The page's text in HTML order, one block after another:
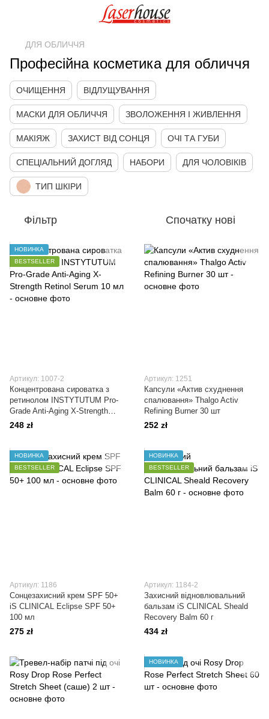
ДЛЯ ОБЛИЧЧЯ
Професійна косметика для обличчя
ОЧИЩЕННЯ ВІДЛУЩУВАННЯ
МАСКИ ДЛЯ ОБЛИЧЧЯ ЗВОЛОЖЕННЯ І ЖИВЛЕННЯ
МАКІЯЖ ЗАХИСТ ВІД СОНЦЯ ОЧІ ТА ГУБИ
СПЕЦІАЛЬНИЙ ДОГЛЯД НАБОРИ ДЛЯ ЧОЛОВІКІВ
ТИП ШКІРИ
Фільтр Спочатку нові
НОВИНКА
BESTSELLER
Артикул: 1007-2
Концентрована сироватка з
ретинолом INSTYTUTUM Pro-
Grade Anti-Aging X-Strength
Retinol Serum 10 мл
248 zł
Артикул: 1251
Капсули «Актив схуднення
спалювання» Thalgo Activ
Refining Burner 30 шт
252 zł
НОВИНКА
BESTSELLER
Артикул: 1186
Сонцезахисний крем SPF 50+
iS CLINICAL Eclipse SPF 50+
100 мл
275 zł
НОВИНКА
BESTSELLER
Артикул: 1184-2
Захисний відновлювальний
бальзам iS CLINICAL Sheald
Recovery Balm 60 г
434 zł
НОВИНКА